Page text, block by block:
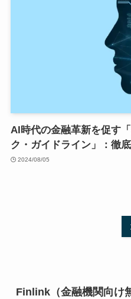
AI時代の金融革新を促す
ク・ガイドライン」：徹
2024/08/05
Finlink（金融機関向け